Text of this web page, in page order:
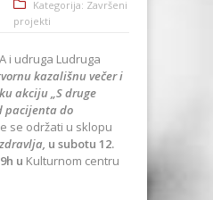
Kategorija: Završeni
projekti
i udruga Ludruga
kazališnu večer i
akciju „S druge
pacijenta do
se održati u sklopu
u subotu 12.
u Kulturnom centru